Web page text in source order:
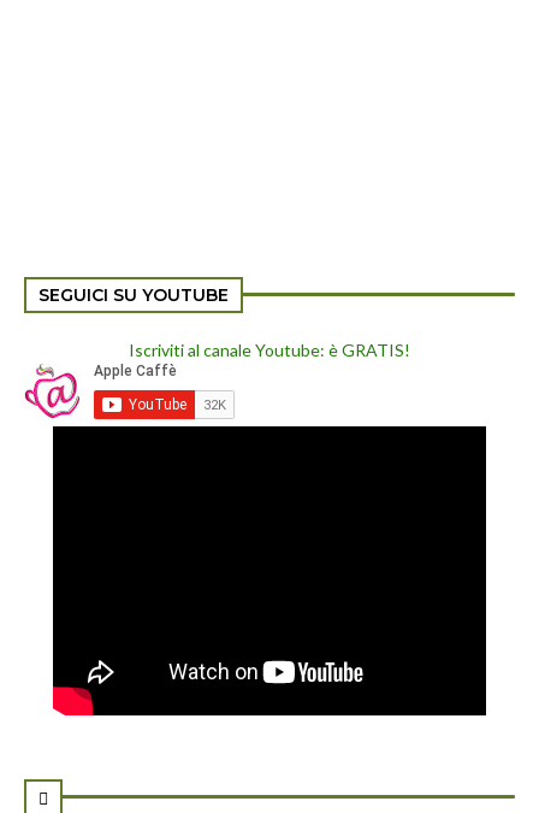
SEGUICI SU YOUTUBE
Iscriviti al canale Youtube: è GRATIS!
